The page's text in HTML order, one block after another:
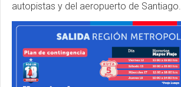
autopistas y del aeropuerto de Santiago.